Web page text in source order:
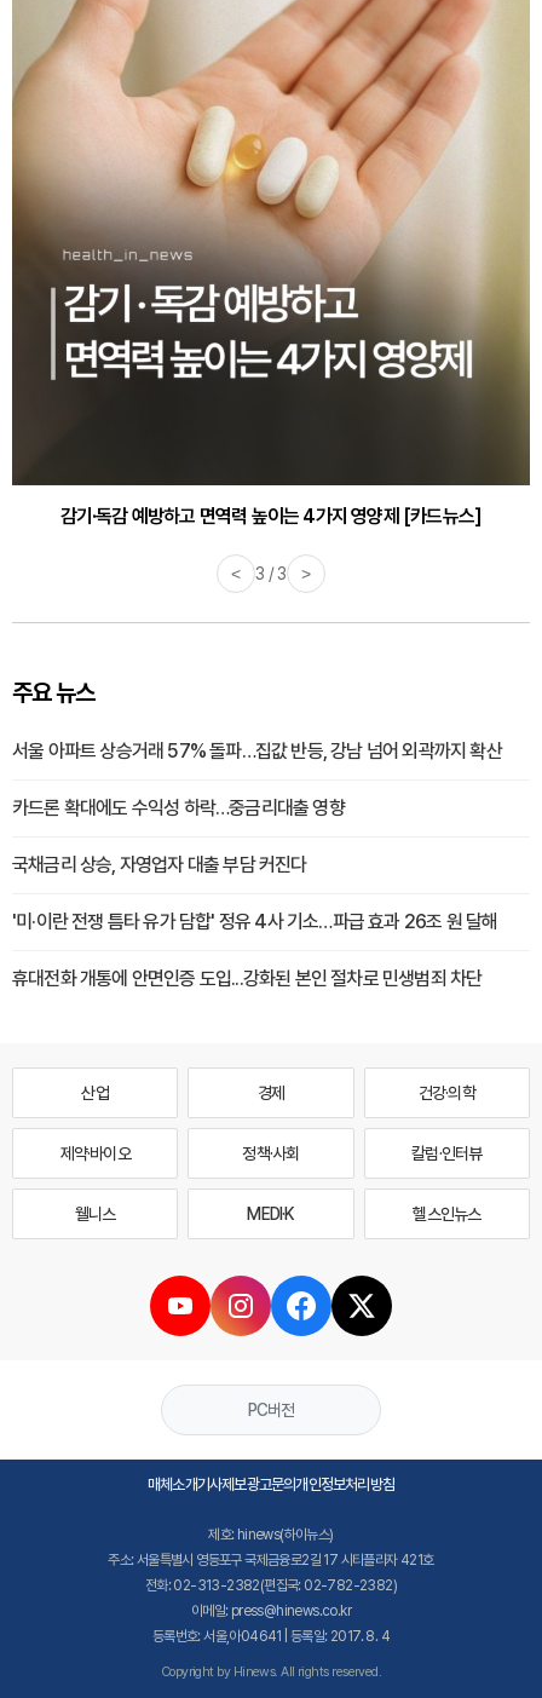
감기·독감 예방하고 면역력 높이는 4가지 영양제 [카드뉴스]
< 3 / 3 >
주요 뉴스
서울 아파트 상승거래 57% 돌파…집값 반등, 강남 넘어 외곽까지 확산
카드론 확대에도 수익성 하락…중금리대출 영향
국채금리 상승, 자영업자 대출 부담 커진다
'미·이란 전쟁 틈타 유가 담합' 정유 4사 기소…파급 효과 26조 원 달해
휴대전화 개통에 안면인증 도입...강화된 본인 절차로 민생범죄 차단
산업 경제 건강·의학
제약·바이오 정책·사회 칼럼·인터뷰
웰니스 MEDI·K 헬스인뉴스
PC버전
매체소개기사제보광고문의개인정보처리방침
제호: hinews(하이뉴스)
주소: 서울특별시 영등포구 국제금융로2길 17 시티플라자 421호
전화: 02-313-2382(편집국: 02-782-2382)
이메일: press@hinews.co.kr
등록번호: 서울,아04641 | 등록일: 2017. 8. 4
Copyright by Hinews. All rights reserved.